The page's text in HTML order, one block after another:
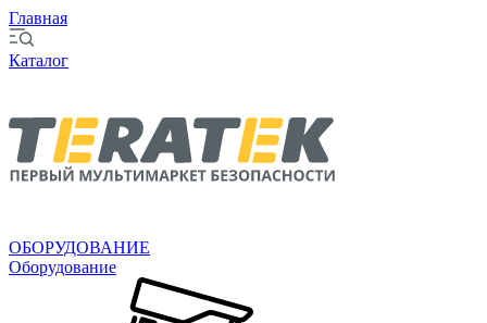
Главная
Каталог
ОБОРУДОВАНИЕ
Оборудование